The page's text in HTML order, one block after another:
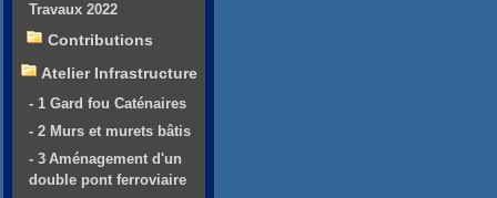
Travaux 2022
Contributions
Atelier Infrastructure
- 1 Gard fou Caténaires
- 2 Murs et murets bâtis
- 3 Aménagement d'un
double pont ferroviaire